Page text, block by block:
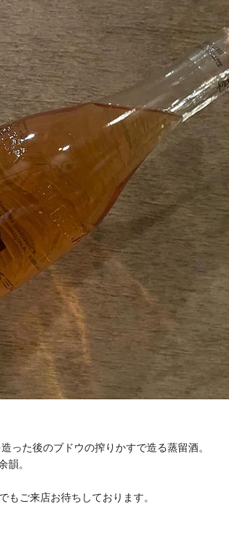
った後のブドウの搾りかすで造る蒸留酒。
韻。
もご来店お待ちしております。